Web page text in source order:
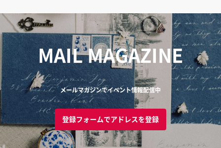
MAIL MAGAZINE
メールマガジンでイベント情報配信中
登録フォームでアドレスを登録